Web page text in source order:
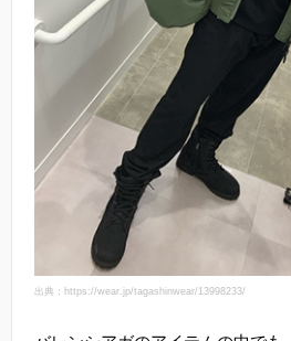
出典：https://wear.jp/tagashinwear/13998233/